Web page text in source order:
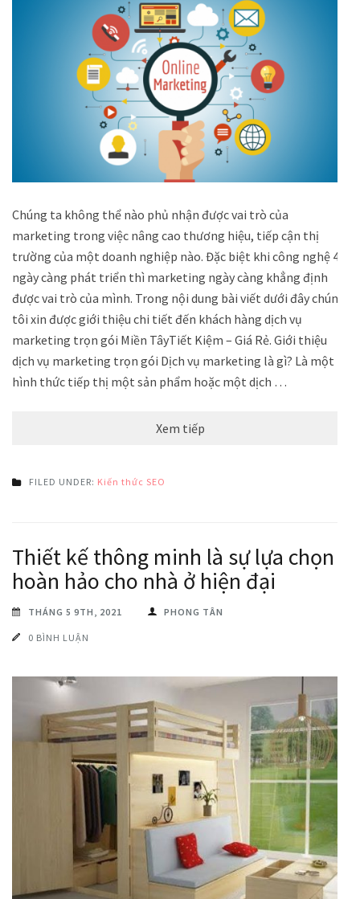
Chúng ta không thể nào phủ nhận được vai trò của
marketing trong việc nâng cao thương hiệu, tiếp cận thị
trường của một doanh nghiệp nào. Đặc biệt khi công nghệ 4.0
ngày càng phát triển thì marketing ngày càng khẳng định
được vai trò của mình. Trong nội dung bài viết dưới đây chúng
tôi xin được giới thiệu chi tiết đến khách hàng dịch vụ
marketing trọn gói Miền TâyTiết Kiệm – Giá Rẻ. Giới thiệu
dịch vụ marketing trọn gói Dịch vụ marketing là gì? Là một
hình thức tiếp thị một sản phẩm hoặc một dịch …
Xem tiếp
FILED UNDER: Kiến thức SEO
Thiết kế thông minh là sự lựa chọn
hoàn hảo cho nhà ở hiện đại
THÁNG 5 9TH, 2021 PHONG TÂN
0 BÌNH LUẬN